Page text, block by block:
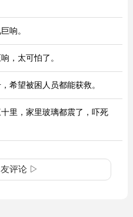
响。
，太可怕了。
希望被困人员都能获救。
里，家里玻璃都震了，吓死
评论 ▷